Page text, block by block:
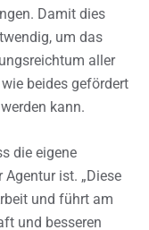
Damit dies
um das
aller
beides gefördert
kann.
die eigene
ist. „Diese
und führt am
und besseren